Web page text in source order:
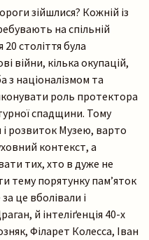
зійшлися? Кожній із
на спільній
20 століття була
війни, кілька окупацій,
з націоналізмом та
роль протектора
спадщини. Тому
розвиток Музею, варто
контекст, а
тих, хто в дуже не
тему порятунку пам’яток
це вболівали і
й інтеліґенція 40-х
Філарет Колесса, Іван